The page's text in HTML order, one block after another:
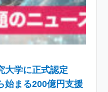
大学に正式認定
まる200億円支援